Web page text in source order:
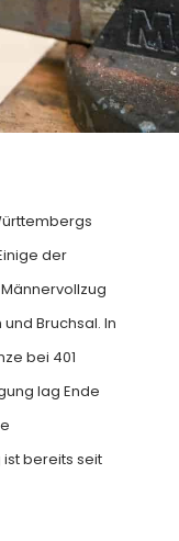
der
Bruchsal. In
bei 401
lag Ende
bereits seit